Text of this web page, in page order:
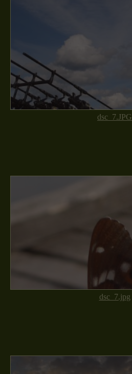
dsc_7.JPG
dsc_7.jpg